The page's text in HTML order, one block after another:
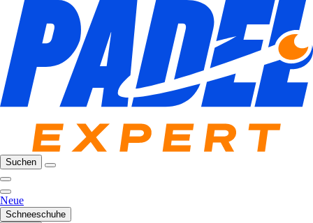
Suchen
Neue
Schneeschuhe